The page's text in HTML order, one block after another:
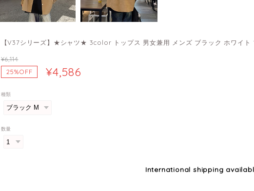
【V37シリーズ】★シャツ★ 3color トップス 男女兼用 メンズ ブラック ホワイト
¥6,114
25%OFF
¥4,586
種類
数量
International shipping